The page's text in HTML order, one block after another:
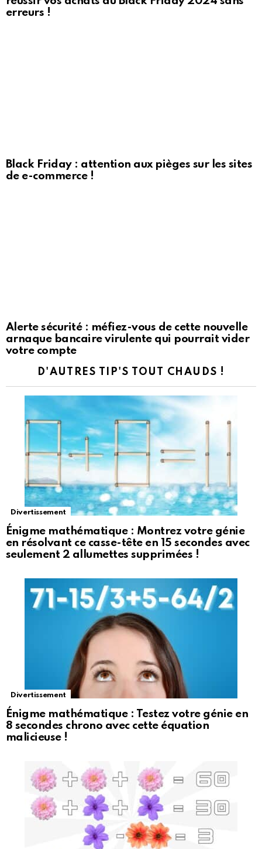
erreurs !
Black Friday : attention aux pièges sur les sites
de e-commerce !
Alerte sécurité : méfiez-vous de cette nouvelle
arnaque bancaire virulente qui pourrait vider
votre compte
D'AUTRES TIP'S TOUT CHAUDS !
Divertissement
Énigme mathématique : Montrez votre génie
en résolvant ce casse-tête en 15 secondes avec
seulement 2 allumettes supprimées !
Divertissement
Énigme mathématique : Testez votre génie en
8 secondes chrono avec cette équation
malicieuse !